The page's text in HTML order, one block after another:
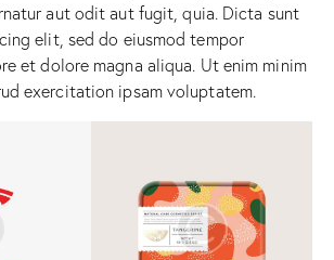
aut odit aut fugit, quia. Dicta sunt
elit, sed do eiusmod tempor
et dolore magna aliqua. Ut enim minim
exercitation ipsam voluptatem.